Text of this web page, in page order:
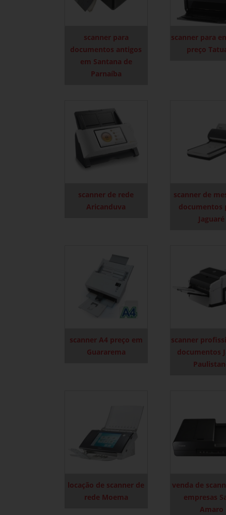
scanner para
documentos antigos
em Santana de
Parnaíba
scanner para
preço
scanner de rede
Aricanduva
scanner de
documentos
Jaguaré
scanner A4 preço em
Guararema
scanner
documentos
locação de scanner de
rede Moema
venda de
empresas
Amaro